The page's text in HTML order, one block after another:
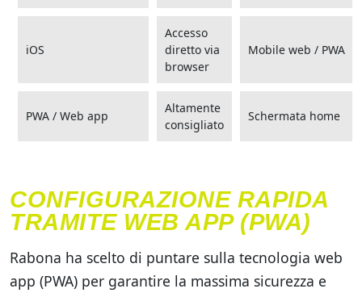
iOS
Accesso
diretto via
browser
Mobile web / PWA
PWA / Web app
Altamente
consigliato
Schermata home
CONFIGURAZIONE RAPIDA
TRAMITE WEB APP (PWA)
Rabona ha scelto di puntare sulla tecnologia web
app (PWA) per garantire la massima sicurezza e